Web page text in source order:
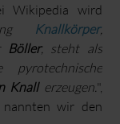
Wikipedia wird
Knallkörper,
Böller, steht als
Knallerzeugen. ",
wir den